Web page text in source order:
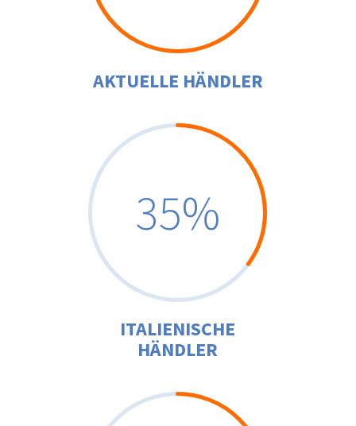
AKTUELLE HÄNDLER
35%
ITALIENISCHE
HÄNDLER